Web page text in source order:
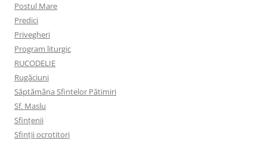
Postul Mare
Predici
Privegheri
Program liturgic
RUCODELIE
Rugăciuni
Săptămâna Sfintelor Pătimiri
Sf. Maslu
Sfințenii
Sfinții ocrotitori